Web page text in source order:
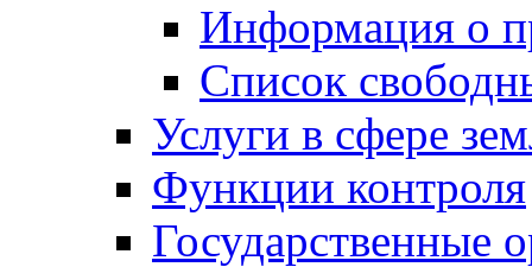
Информация о
Список
Услуги в сфере
Функции контроля
Государственные